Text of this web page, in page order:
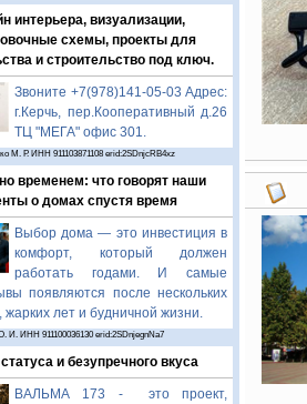
интерьера, визуализации,
схемы, проекты для
и строительство под ключ.
Звоните +7(978)141-05-03 Адрес:
г.Керчь, пер.Кооперативный д.26
ТЦ "МЕГА" офис 301.
М. Р. ИНН 911103871108 erid:2SDnjcRB4xz
временем: что говорят наши
о домах спустя время
Выбор дома — это инвестиция в
комфорт, который должен
работать годами. И самые
появляются после нескольких
жарких лет и будничной жизни.
И. ИНН 911100036130 erid:2SDnjegnNa7
и безупречного вкуса
ВАЛЬМА 173 - это проект,